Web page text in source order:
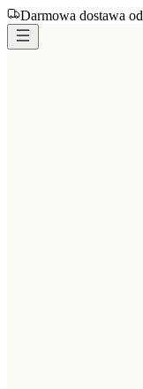
Darmowa dostawa od